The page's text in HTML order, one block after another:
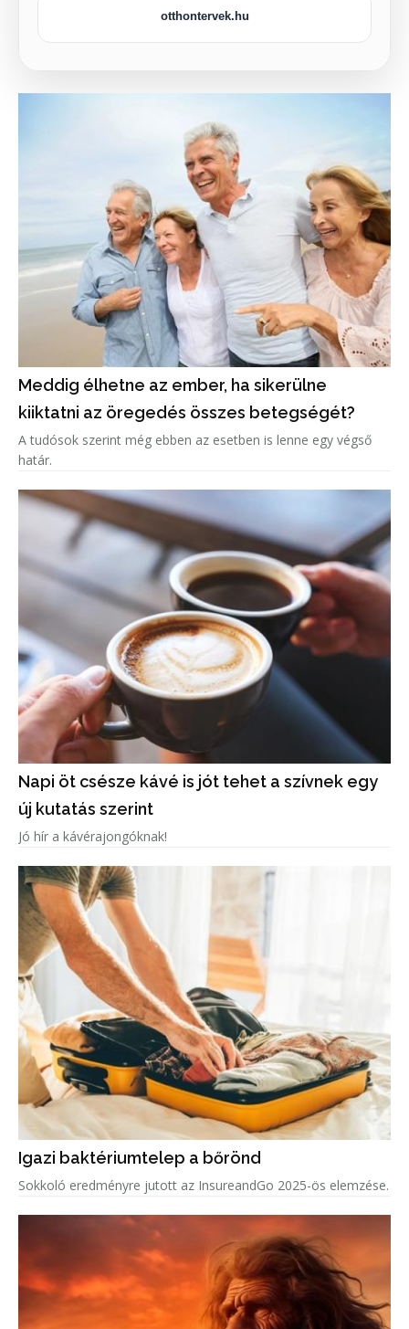
otthontervek.hu
Meddig élhetne az ember, ha sikerülne
kiiktatni az öregedés összes betegségét?
A tudósok szerint még ebben az esetben is lenne egy végső
határ.
Napi öt csésze kávé is jót tehet a szívnek egy
új kutatás szerint
Jó hír a kávérajongóknak!
Igazi baktériumtelep a bőrönd
Sokkoló eredményre jutott az InsureandGo 2025-ös elemzése.